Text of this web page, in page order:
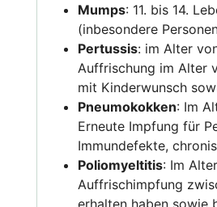
Mumps: 11. bis 14.
(inbesondere
Pertussis: im Alter
Auffrischung im Alter
mit Kinderwunsch
Pneumokokken: Im
Erneute Impfung für
Immundefekte,
Poliomyeltitis: Im
Auffrischimpfung